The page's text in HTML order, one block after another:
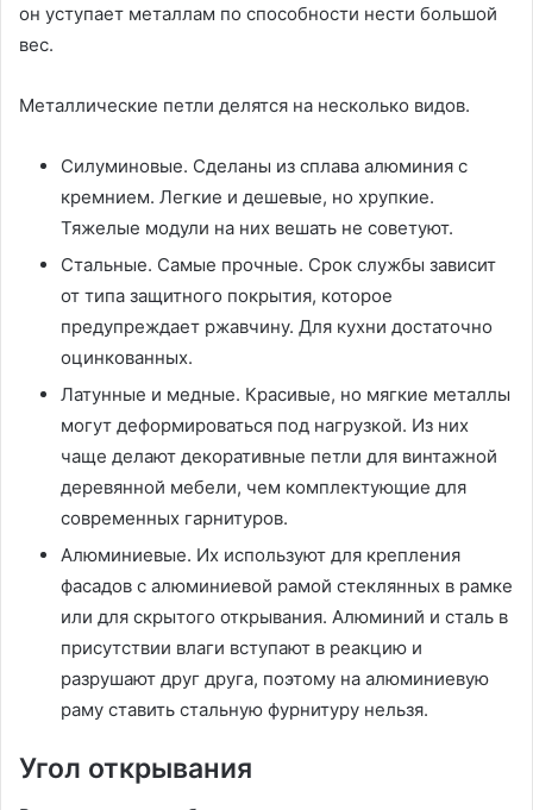
он уступает металлам по способности нести большой
вес.
Металлические петли делятся на несколько видов.
Силуминовые. Сделаны из сплава алюминия с
кремнием. Легкие и дешевые, но хрупкие.
Тяжелые модули на них вешать не советуют.
Стальные. Самые прочные. Срок службы зависит
от типа защитного покрытия, которое
предупреждает ржавчину. Для кухни достаточно
оцинкованных.
Латунные и медные. Красивые, но мягкие металлы
могут деформироваться под нагрузкой. Из них
чаще делают декоративные петли для винтажной
деревянной мебели, чем комплектующие для
современных гарнитуров.
Алюминиевые. Их используют для крепления
фасадов с алюминиевой рамой стеклянных в рамке
или для скрытого открывания. Алюминий и сталь в
присутствии влаги вступают в реакцию и
разрушают друг друга, поэтому на алюминиевую
раму ставить стальную фурнитуру нельзя.
Угол открывания